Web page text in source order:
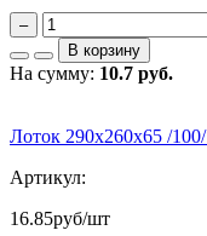
–
В корзину
На сумму: 10.7 руб.
Лоток 290х260х65 /
Артикул:
16.85руб/шт